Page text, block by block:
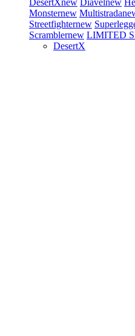
DesertXnew Diavelnew
Monsternew Multistrada
Streetfighternew
Scramblernew LIMITED
DesertX